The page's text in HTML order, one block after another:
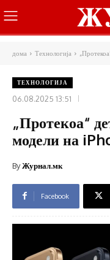
дома Технологија
ТЕХНОЛОГИЈА
06.08.2025 13:51
„Протекоа“
модели на
ByЖурнал.мк
Facebook